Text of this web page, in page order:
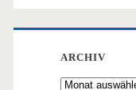
ARCHIV
Archiv